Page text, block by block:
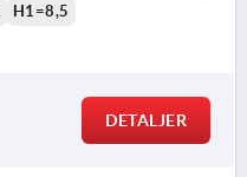
H1=8,5
DETALJER